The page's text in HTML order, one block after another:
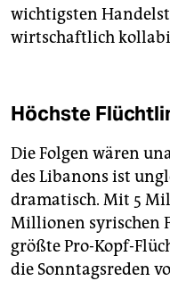
wichtigsten
wirtschaftlich
Höchste
Die Folgen wären
des Libanons ist
dramatisch. Mit 5
Millionen syrischen
größte Pro-Kopf-
die Sonntagsreden